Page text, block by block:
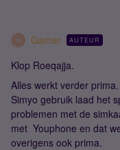
G Gamer AUTEUR
Klop Roeqajja.
Alles werkt verder
Simyo gebruik laad het
problemen met de
met Youphone en dat
overigens ook prima.